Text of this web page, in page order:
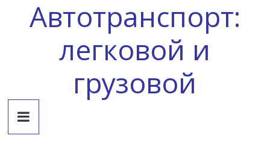
Автотранспорт:
легковой и
грузовой